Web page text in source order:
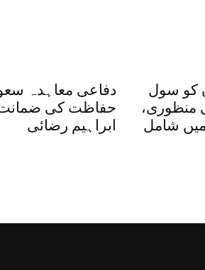
دفاعی معاہدہ
حفاظت کی ضمانت
ابراہیم رضائی
کو سول
منظوری،